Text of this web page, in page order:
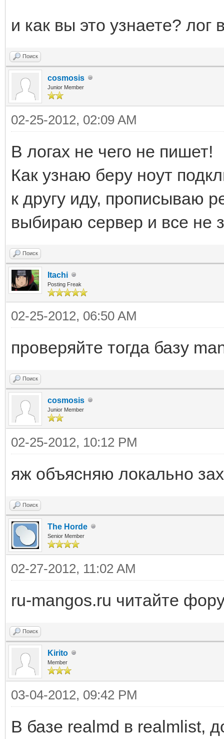
и как вы это узнаете? лог
Поиск
cosmosis
Junior Member
02-25-2012, 02:09 AM
В логах не чего не пишет!
Как узнаю беру ноут
к другу иду, прописываю
выбираю сервер и все не
Поиск
Itachi
Posting Freak
02-25-2012, 06:50 AM
проверяйте тогда базу
Поиск
cosmosis
Junior Member
02-25-2012, 10:12 PM
яж объясняю локально
Поиск
The Horde
Senior Member
02-27-2012, 11:02 AM
ru-mangos.ru читайте
Поиск
Kirito
Member
03-04-2012, 09:42 PM
В базе realmd в realmlist,